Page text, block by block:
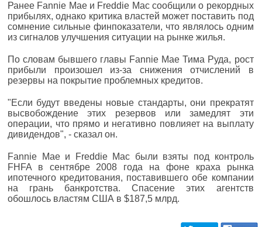
Ранее Fannie Mae и Freddie Mac сообщили о рекордных
прибылях, однако критика властей может поставить под
сомнение сильные финпоказатели, что являлось одним
из сигналов улучшения ситуации на рынке жилья.
По словам бывшего главы Fannie Mae Тима Руда, рост
прибыли произошел из-за снижения отчислений в
резервы на покрытие проблемных кредитов.
"Если будут введены новые стандарты, они прекратят
высвобождение этих резервов или замедлят эти
операции, что прямо и негативно повлияет на выплату
дивидендов", - сказал он.
Fannie Mae и Freddie Mac были взяты под контроль
FHFA в сентябре 2008 года на фоне краха рынка
ипотечного кредитования, поставившего обе компании
на грань банкротства. Спасение этих агентств
обошлось властям США в $187,5 млрд.